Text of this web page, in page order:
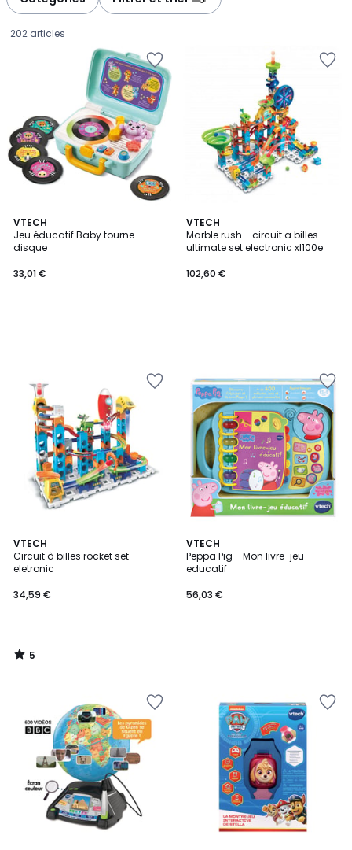
202 articles
VTECH
Jeu éducatif Baby tourne-
disque
€.
33,01 €
VTECH
Marble rush - circuit a billes -
ultimate set electronic xl100e
102,60 €
VTECH
Circuit à billes rocket set
eletronic
34,59 €
5
/
5
5
/
VTECH
Peppa Pig - Mon livre-jeu
educatif
56,03 €